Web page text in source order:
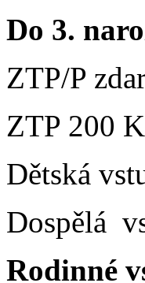
Do 3.
ZTP/P
ZTP 200
Dětská
Dospělá
Rodinné